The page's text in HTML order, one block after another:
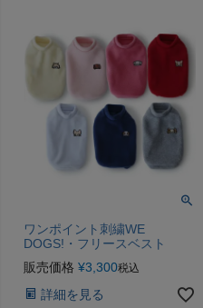
ワンポイント刺繍WE
DOGS!・フリースベスト
販売価格 ¥3,300税込
詳細を見る